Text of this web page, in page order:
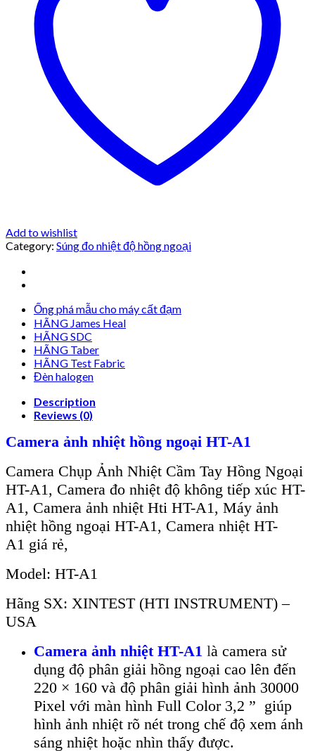
Add to wishlist
Category: Súng đo nhiệt độ hồng ngoại
Ống phá mẫu cho máy cất đạm
HÃNG James Heal
HÃNG SDC
HÃNG Taber
HÃNG Test Fabric
Đèn halogen
Description
Reviews (0)
Camera ảnh nhiệt hồng ngoại HT-A1
Camera Chụp Ảnh Nhiệt Cầm Tay Hồng Ngoại
HT-A1, Camera đo nhiệt độ không tiếp xúc HT-
A1, Camera ảnh nhiệt Hti HT-A1, Máy ảnh
nhiệt hồng ngoại HT-A1, Camera nhiệt HT-
A1 giá rẻ,
Model: HT-A1
Hãng SX: XINTEST (HTI INSTRUMENT) –
USA
Camera ảnh nhiệt HT-A1 là camera sử
dụng độ phân giải hồng ngoại cao lên đến
220 × 160 và độ phân giải hình ảnh 30000
Pixel với màn hình Full Color 3,2 ” giúp
hình ảnh nhiệt rõ nét trong chế độ xem ánh
sáng nhiệt hoặc nhìn thấy được.